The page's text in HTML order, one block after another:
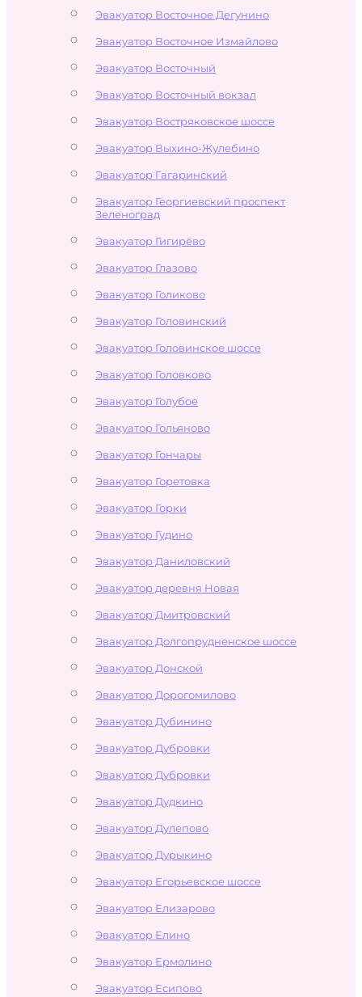
Эвакуатор Восточное Дегунино
Эвакуатор Восточное Измайлово
Эвакуатор Восточный
Эвакуатор Восточный вокзал
Эвакуатор Востряковское шоссе
Эвакуатор Выхино-Жулебино
Эвакуатор Гагаринский
Эвакуатор Георгиевский проспект
Зеленоград
Эвакуатор Гигирёво
Эвакуатор Глазово
Эвакуатор Голиково
Эвакуатор Головинский
Эвакуатор Головинское шоссе
Эвакуатор Головково
Эвакуатор Голубое
Эвакуатор Гольяново
Эвакуатор Гончары
Эвакуатор Горетовка
Эвакуатор Горки
Эвакуатор Гудино
Эвакуатор Даниловский
Эвакуатор деревня Новая
Эвакуатор Дмитровский
Эвакуатор Долгопрудненское шоссе
Эвакуатор Донской
Эвакуатор Дорогомилово
Эвакуатор Дубинино
Эвакуатор Дубровки
Эвакуатор Дубровки
Эвакуатор Дудкино
Эвакуатор Дулепово
Эвакуатор Дурыкино
Эвакуатор Егорьевское шоссе
Эвакуатор Елизарово
Эвакуатор Елино
Эвакуатор Ермолино
Эвакуатор Есипово